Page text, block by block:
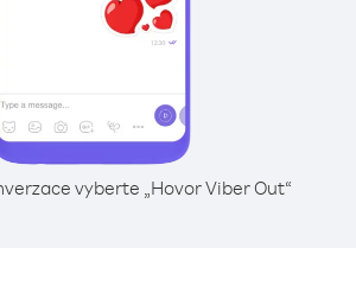
vyberte „Hovor Viber Out“